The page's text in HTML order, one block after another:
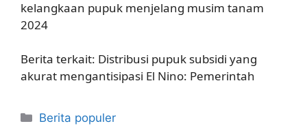
kelangkaan pupuk menjelang musim tanam
2024
Berita terkait: Distribusi pupuk subsidi yang
akurat mengantisipasi El Nino: Pemerintah
Kategori
Berita populer